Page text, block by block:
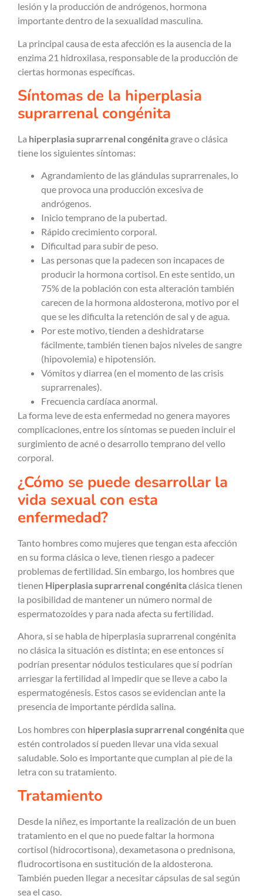
lesión y la producción de andrógenos, hormona
importante dentro de la sexualidad masculina.
La principal causa de esta afección es la ausencia de la
enzima 21 hidroxilasa, responsable de la producción de
ciertas hormonas específicas.
Síntomas de la hiperplasia
suprarrenal congénita
La hiperplasia suprarrenal congénita grave o clásica
tiene los siguientes síntomas:
Agrandamiento de las glándulas suprarrenales, lo
que provoca una producción excesiva de
andrógenos.
Inicio temprano de la pubertad.
Rápido crecimiento corporal.
Dificultad para subir de peso.
Las personas que la padecen son incapaces de
producir la hormona cortisol. En este sentido, un
75% de la población con esta alteración también
carecen de la hormona aldosterona, motivo por el
que se les dificulta la retención de sal y de agua.
Por este motivo, tienden a deshidratarse
fácilmente, también tienen bajos niveles de sangre
(hipovolemia) e hipotensión.
Vómitos y diarrea (en el momento de las crisis
suprarrenales).
Frecuencia cardíaca anormal.
La forma leve de esta enfermedad no genera mayores
complicaciones, entre los síntomas se pueden incluir el
surgimiento de acné o desarrollo temprano del vello
corporal.
¿Cómo se puede desarrollar la
vida sexual con esta
enfermedad?
Tanto hombres como mujeres que tengan esta afección
en su forma clásica o leve, tienen riesgo a padecer
problemas de fertilidad. Sin embargo, los hombres que
tienen Hiperplasia suprarrenal congénitaclásica tienen
la posibilidad de mantener un número normal de
espermatozoides y para nada afecta su fertilidad.
Ahora, si se habla de hiperplasia suprarrenal congénita
no clásica la situación es distinta; en ese entonces sí
podrían presentar nódulos testiculares que sí podrían
arriesgar la fertilidad al impedir que se lleve a cabo la
espermatogénesis. Estos casos se evidencian ante la
presencia de importante pérdida salina.
Los hombres con hiperplasia suprarrenal congénitaque
estén controlados sí pueden llevar una vida sexual
saludable. Solo es importante que cumplan al pie de la
letra con su tratamiento.
Tratamiento
Desde la niñez, es importante la realización de un buen
tratamiento en el que no puede faltar la hormona
cortisol (hidrocortisona), dexametasona o prednisona,
fludrocortisona en sustitución de la aldosterona.
También pueden llegar a necesitar cápsulas de sal según
sea el caso.